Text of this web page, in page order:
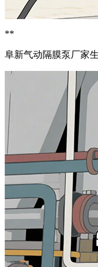
**
阜新气动隔膜泵厂家